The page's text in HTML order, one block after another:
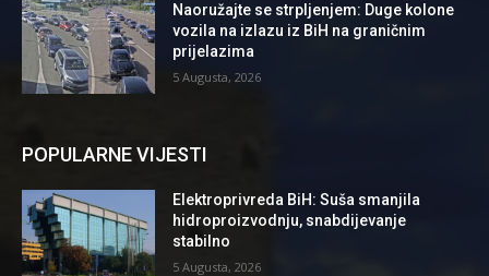
Naoružajte se strpljenjem: Duge kolone
vozila na izlazu iz BiH na graničnim
prijelazima
5 Augusta, 2026
POPULARNE VIJESTI
Elektroprivreda BiH: Suša smanjila
hidroproizvodnju, snabdijevanje
stabilno
5 Augusta, 2026